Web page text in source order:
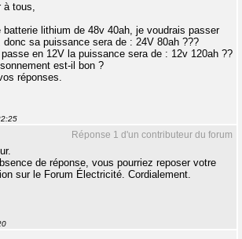
à tous,
batterie lithium de 48v 40ah, je voudrais passer
donc sa puissance sera de : 24V 80ah ???
en 12V la puissance sera de : 12v 120ah ??
est-il bon ?
réponses.
Réponse 1 d'un contributeur du forum
de réponse, vous pourriez reposer votre
sur le Forum Électricité. Cordialement.